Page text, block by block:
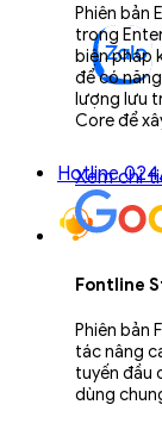
Hotline
Phiên bản
trong
biện pháp
để có
lượng lưu
Core để
Xem chi
Fontline
Phiên bản
tác nâng
tuyến đầu
dùng